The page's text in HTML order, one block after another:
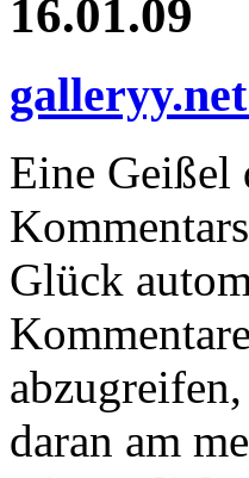
16.01.09
Eine Geißel
Glück
daran am